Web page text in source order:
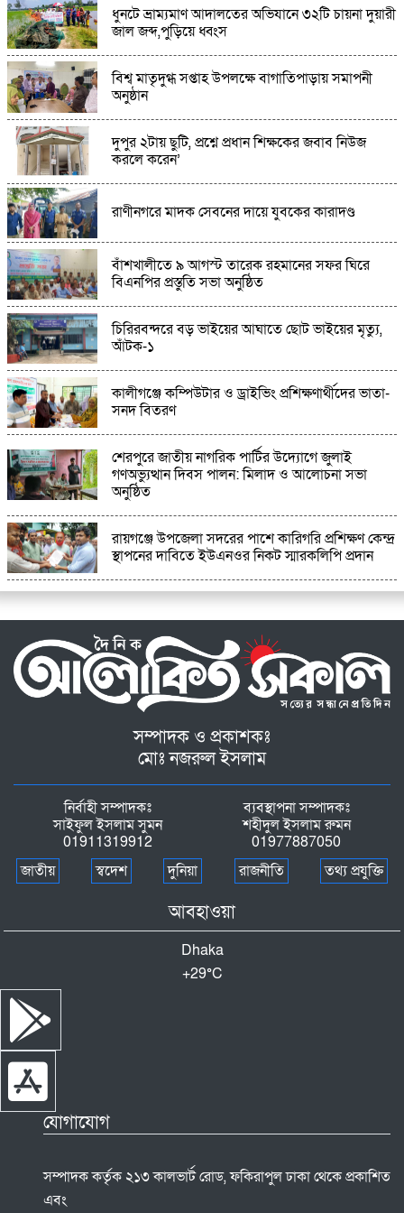
শ্রীপুরে যুবদল নেতার হামলায় পণ্ড আইনশৃঙ্খলা
বিষয়ক সচেতনামূলক সভা,থানায় অভিযোগ
কিশোরগঞ্জের নিকলী হাওরে বাংলাদেশ কিন্ডারগার্টেন
সোসাইটি কুমিল্লা জেলা শাখার শিক্ষা সফর
ঘুষের মাধ্যমে ওয়ারিশি সম্পত্তি দখলের অভিযোগে
মানববন্ধন,গ্রেফতারের দাবি
আল্লারদর্গায় আধুনিক সড়ক-ড্রেন নির্মাণের উদ্বোধন
ভালুকায় মসজিদের পুকুর থেকে অজ্ঞাত ব্যক্তির লাশ
উদ্ধার
ধুনটে ভ্রাম্যমাণ আদালতের অভিযানে ৩২টি চায়না দুয়ারী
জাল জব্দ,পুড়িয়ে ধ্বংস
বিশ্ব মাতৃদুগ্ধ সপ্তাহ উপলক্ষে বাগাতিপাড়ায় সমাপনী
অনুষ্ঠান
দুপুর ২টায় ছুটি, প্রশ্নে প্রধান শিক্ষকের জবাব নিউজ
করলে করেন’
রাণীনগরে মাদক সেবনের দায়ে যুবকের কারাদণ্ড
বাঁশখালীতে ৯ আগস্ট তারেক রহমানের সফর ঘিরে
বিএনপির প্রস্তুতি সভা অনুষ্ঠিত
চিরিরবন্দরে বড় ভাইয়ের আঘাতে ছোট ভাইয়ের মৃত্যু,
আঁটক-১
কালীগঞ্জে কম্পিউটার ও ড্রাইভিং প্রশিক্ষণার্থীদের ভাতা-
সনদ বিতরণ
শেরপুরে জাতীয় নাগরিক পার্টির উদ্যোগে জুলাই
গণঅভ্যুত্থান দিবস পালন: মিলাদ ও আলোচনা সভা
অনুষ্ঠিত
রায়গঞ্জে উপজেলা সদরের পাশে কারিগরি প্রশিক্ষণ কেন্দ্র
স্থাপনের দাবিতে ইউএনওর নিকট স্মারকলিপি প্রদান
সম্পাদক ও প্রকাশকঃ
মোঃ নজরুল ইসলাম
নির্বাহী সম্পাদকঃ
সাইফুল ইসলাম সুমন
01911319912
ব্যবস্থাপনা সম্পাদকঃ
শহীদুল ইসলাম রুমন
01977887050
জাতীয়
স্বদেশ দুনিয়া রাজনীতি তথ্য প্রযুক্তি
আবহাওয়া
Dhaka
+29°C
যোগাযোগ
সম্পাদক কর্তৃক ২১৩ কালভার্ট রোড, ফকিরাপুল ঢাকা থেকে প্রকাশিত
এবং